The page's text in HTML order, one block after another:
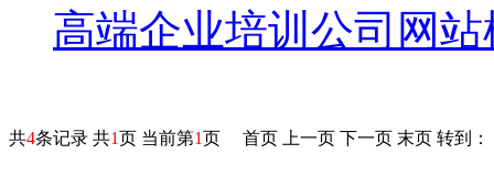
高端企业培训公司网站
共4条记录 共1页 当前第1页 首页 上一页 下一页 末页 转到：